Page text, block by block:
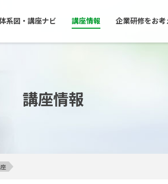
系図・講座ナビ 講座情報 企業研修をお
講座情報